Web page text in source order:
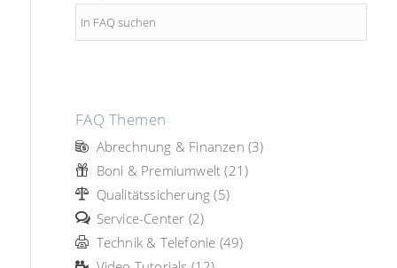
FAQ Themen
Abrechnung & Finanzen (3)
Boni & Premiumwelt (21)
Qualitätssicherung (5)
Service-Center (2)
Technik & Telefonie (49)